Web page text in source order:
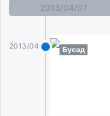
2013/04/07
2013/04/07 Бусад